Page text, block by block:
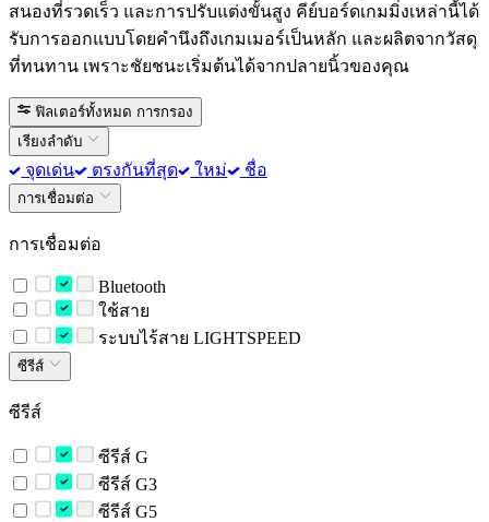
สนองที่รวดเร็ว และการปรับแต่งขั้นสูง คีย์บอร์ดเกมมิ่งเหล่านี้ได้
รับการออกแบบโดยคำนึงถึงเกมเมอร์เป็นหลัก และผลิตจากวัสดุ
ที่ทนทาน เพราะชัยชนะเริ่มต้นได้จากปลายนิ้วของคุณ
ฟิลเตอร์ทั้งหมด การกรอง
เรียงลำดับ
จุดเด่น ตรงกันที่สุด ใหม่ ชื่อ
การเชื่อมต่อ
การเชื่อมต่อ
Bluetooth
ใช้สาย
ระบบไร้สาย LIGHTSPEED
ซีรีส์
ซีรีส์
ซีรีส์ G
ซีรีส์ G3
ซีรีส์ G5